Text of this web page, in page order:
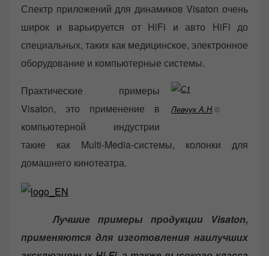
Спектр приложений для динамиков Visaton очень
широк и варьируется от HiFi и авто HiFi до
специальных, таких как медицинское, электронное
оборудование и компьютерные системы.
Левчук А.Н.©
Практические примеры
Visaton, это применение в
компьютерной индустрии
такие как Multi-Media-системы, колонки для
домашнего кинотеатра.
Лучшие примеры продукции Visaton,
применяются для изготовления наилучших